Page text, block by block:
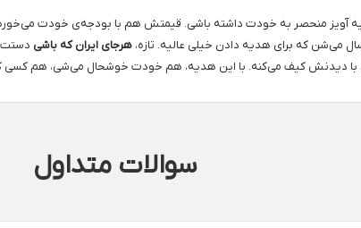
آویز منحصر به خودت داشته باشی. قیمتش هم با بودجه‌ی خودت می‌خوره،
می‌شن که برای هدیه دادن خیلی عالیه. تازه، هرجای ایران که باشی دستت
با دیدنش کیف می‌کنه. با این هدیه، هم خودت خوشحال می‌شی، هم
سوالات متداول